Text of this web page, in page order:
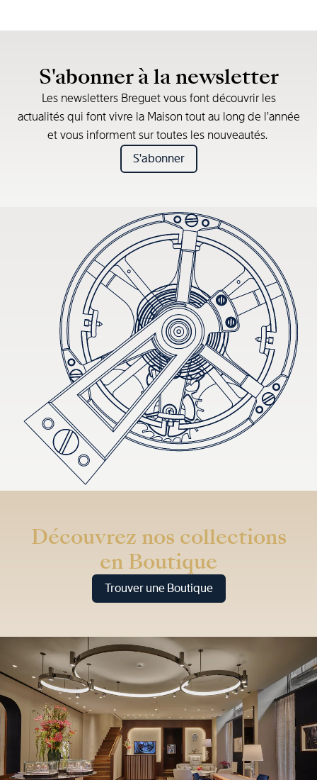
S'abonner à la newsletter
Les newsletters Breguet vous font découvrir les
actualités qui font vivre la Maison tout au long de l’année
et vous informent sur toutes les nouveautés.
S'abonner
Découvrez nos collections
en Boutique
Trouver une Boutique